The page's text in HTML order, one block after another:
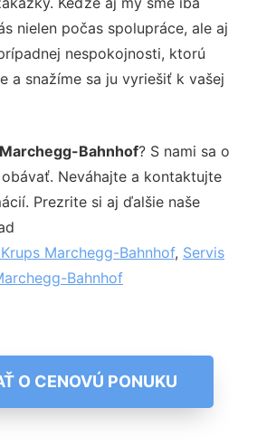
nielen počas spolupráce, ale aj
nespokojnosti, ktorú
a snažíme sa ju vyriešiť k vašej
Bahnhof? S nami sa o
Neváhajte a kontaktujte
Prezrite si aj ďalšie naše
Marchegg-Bahnhof, Servis
Bahnhof
O CENOVÚ PONUKU